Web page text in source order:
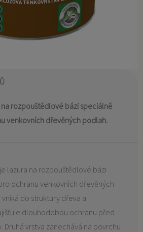
rozpouštědlové bázi speciálně
venkovních dřevěných podlah.
lazura na rozpouštědlové bázi
ochranu venkovních dřevěných
do struktury dřeva a
dlouhodobou ochranu před
Druhá vrstva zanechává na povrchu